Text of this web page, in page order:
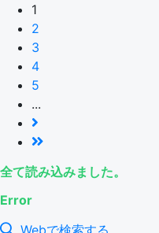
1
2
3
4
5
...
全て読み込みました。
Error
Webで検索する